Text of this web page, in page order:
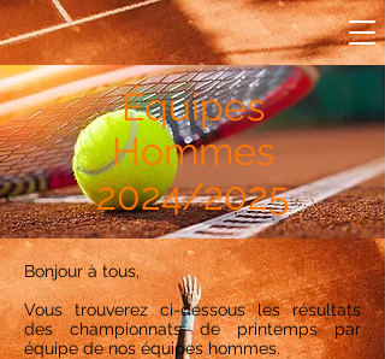
Équipes
Hommes
2024/2025
Bonjour à tous,
Vous trouverez ci-dessous les résultats
des championnats de printemps par
équipe de nos équipes hommes.